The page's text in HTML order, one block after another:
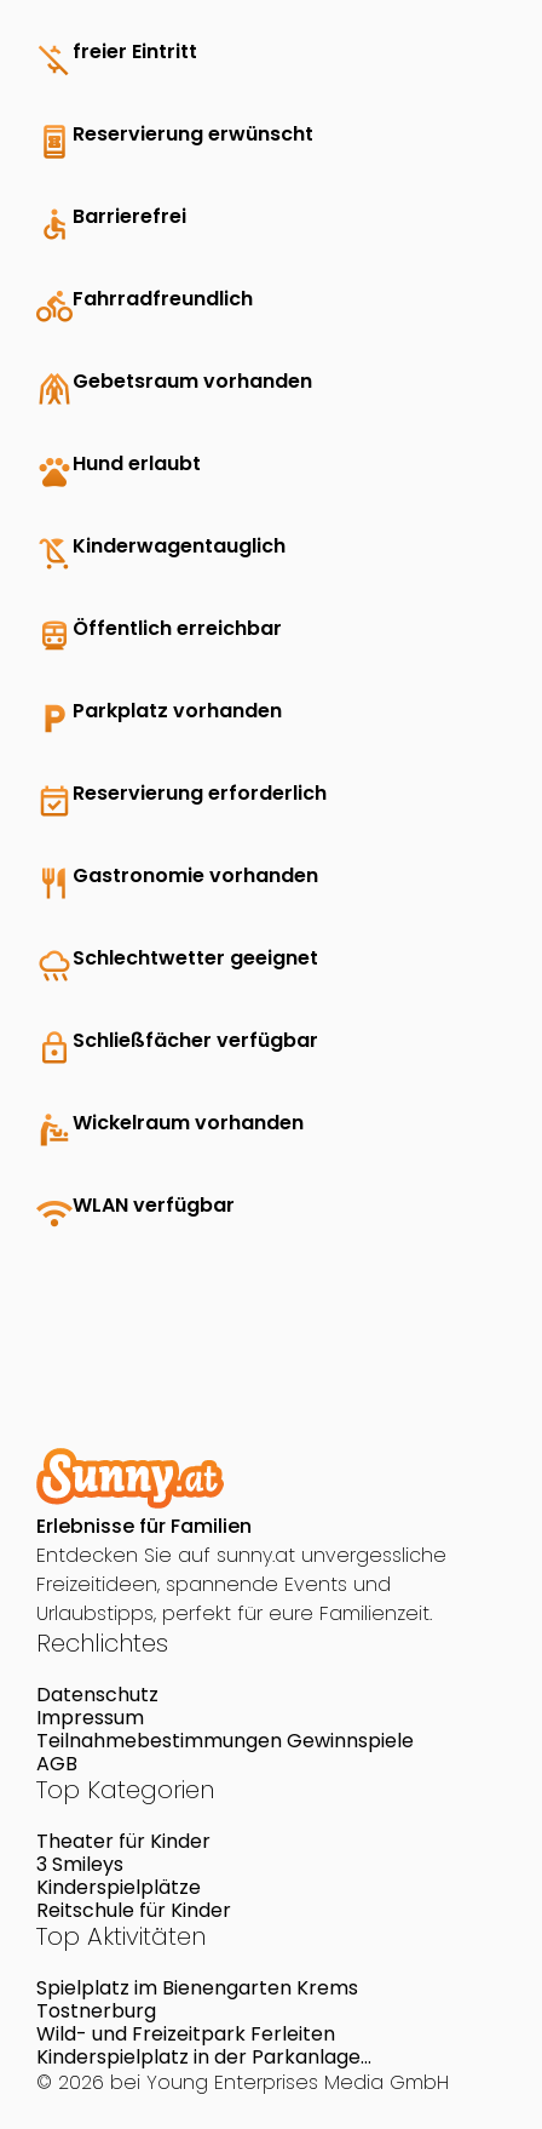
money_off freier Eintritt
book_online Reservierung erwünscht
accessible Barrierefrei
directions_bikeFahrradfreundlich
folded_handsGebetsraum vorhanden
petsHund erlaubt
child_friendly Kinderwagentauglich
directions_transit Öffentlich erreichbar
local_parking Parkplatz vorhanden
event_availableReservierung erforderlich
restaurant Gastronomie vorhanden
rainySchlechtwetter geeignet
lock Schließfächer verfügbar
baby_changing_stationWickelraum vorhanden
wifiWLAN verfügbar
Erlebnisse für Familien
Entdecken Sie auf sunny.at unvergessliche
Freizeitideen, spannende Events und
Urlaubstipps, perfekt für eure Familienzeit.
Rechlichtes
Datenschutz
Impressum
Teilnahmebestimmungen Gewinnspiele
AGB
Top Kategorien
Theater für Kinder
3 Smileys
Kinderspielplätze
Reitschule für Kinder
Top Aktivitäten
Spielplatz im Bienengarten Krems
Tostnerburg
Wild- und Freizeitpark Ferleiten
Kinderspielplatz in der Parkanlage
Schuhmeierplatz
© 2026 bei Young Enterprises Media GmbH